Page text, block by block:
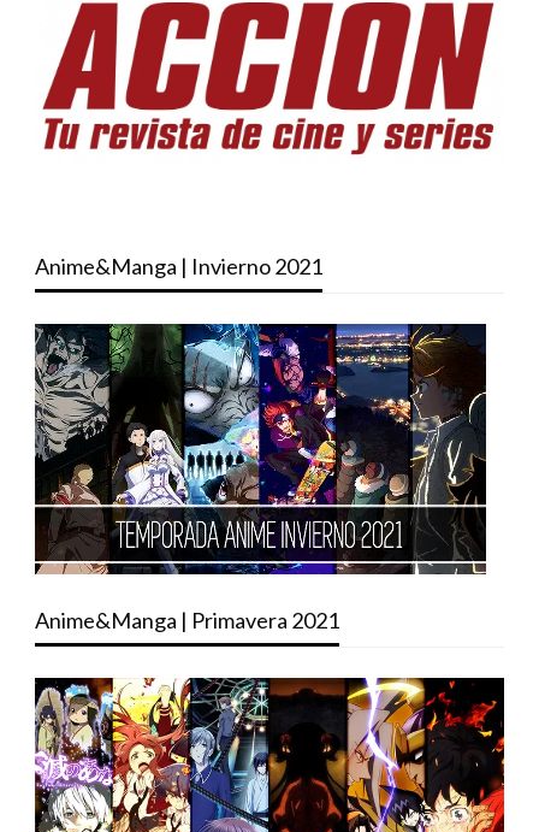
Anime&Manga | Invierno 2021
Anime&Manga | Primavera 2021